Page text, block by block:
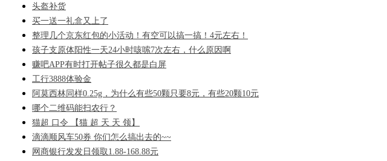
头盔补货
买一送一礼盒又上了
整理几个京东红包的小活动！有空可以搞一搞！4元左右！
孩子支原体阳性一天24小时咳嗦7次左右，什么原因啊
赚吧APP有时打开帖子很久都是白屏
工行3888体验金
阿莫西林同样0.25g，为什么有些50颗只要8元，有些20颗10元
哪个二维码能扫农行？
猫超 口令 【猫 超 天 天 领】
滴滴顺风车50券 你们怎么搞出去的~~
网商银行发发日领取1.88-168.88元